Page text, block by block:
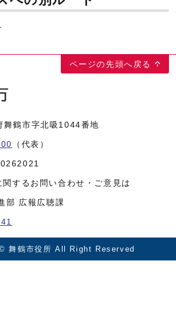
ページの先頭へ戻る
舞鶴市字北吸1044番地
（代表）
するお問い合わせ・ご意見は
部 広報広聴課
舞鶴市役所 All Right Reserved